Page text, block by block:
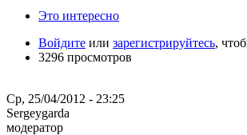
Это интересно
Войдите или зарегистрируйтесь,
3296 просмотров
Ср, 25/04/2012 - 23:25
Sergeygarda
модератор